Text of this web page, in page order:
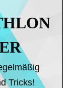
Tricks!